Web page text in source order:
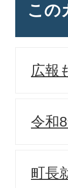
この
広報
令和
町長